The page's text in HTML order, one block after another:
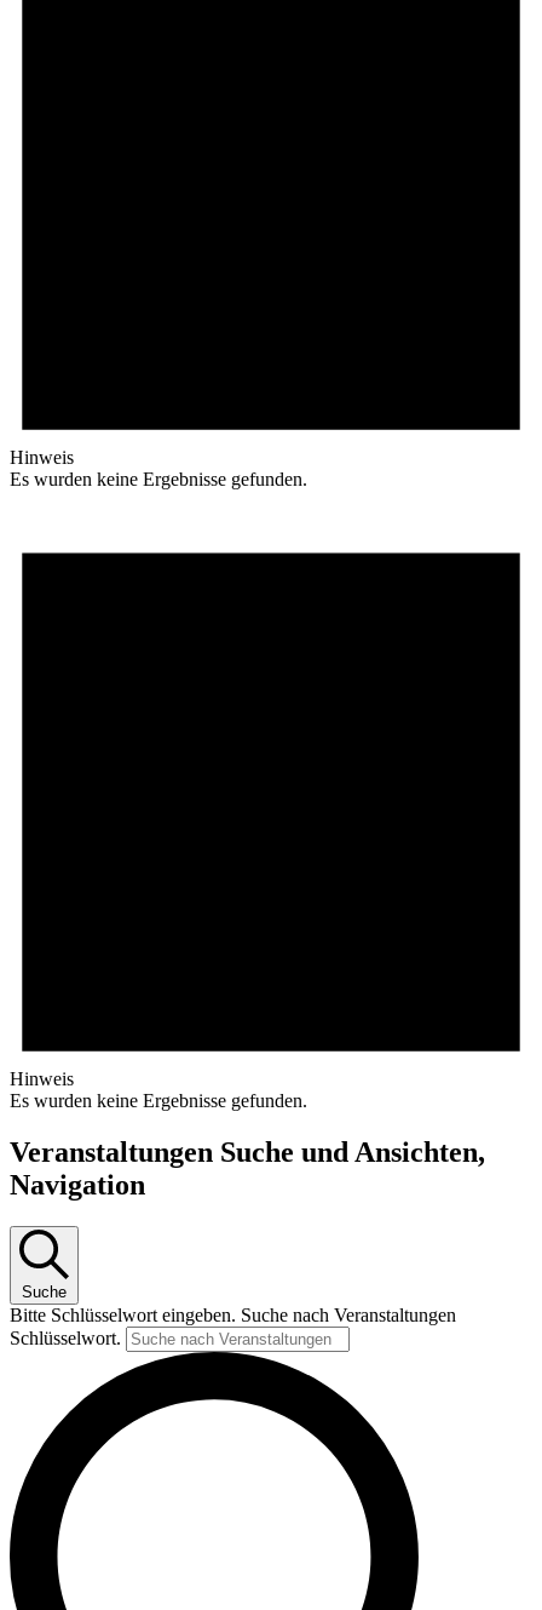
Hinweis
Es wurden keine Ergebnisse gefunden.
Hinweis
Es wurden keine Ergebnisse gefunden.
Veranstaltungen Suche und Ansichten,
Navigation
Suche
Bitte Schlüsselwort eingeben. Suche nach Veranstaltungen
Schlüsselwort.